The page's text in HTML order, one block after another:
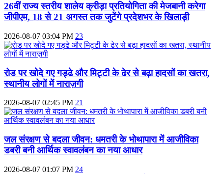
26वीं राज्य स्तरीय शालेय क्रीड़ा प्रतियोगिता की मेजबानी करेगा
जीपीएम, 18 से 21 अगस्त तक जुटेंगे प्रदेशभर के खिलाड़ी
2026-08-07 03:04 PM 23
रोड पर खोदे गए गड्ढे और मिट्टी के ढेर से बढ़ा हादसों का खतरा,
स्थानीय लोगों में नाराज़गी
2026-08-07 02:45 PM 21
जल संरक्षण से बदला जीवन: धमतरी के भोथापारा में आजीविका
डबरी बनी आर्थिक स्वावलंबन का नया आधार
2026-08-07 01:07 PM 24